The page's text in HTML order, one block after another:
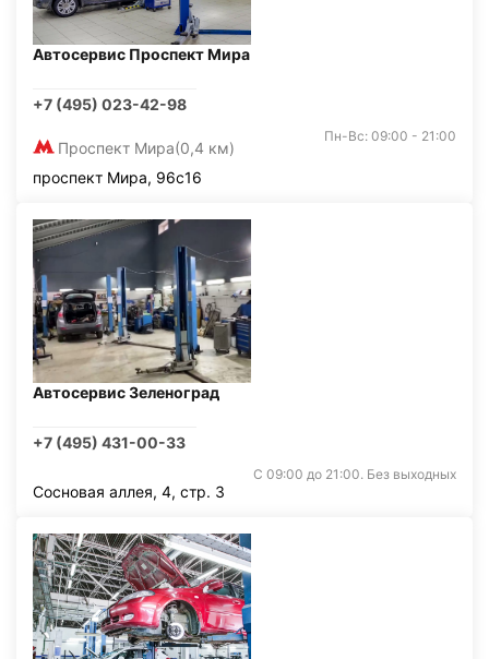
Автосервис Проспект Мира
+7 (495) 023-42-98
Проспект Мира(0,4 км)
Пн-Вс: 09:00 - 21:00
проспект Мира, 96с16
Автосервис Зеленоград
+7 (495) 431-00-33
С 09:00 до 21:00. Без выходных
Сосновая аллея, 4, стр. 3